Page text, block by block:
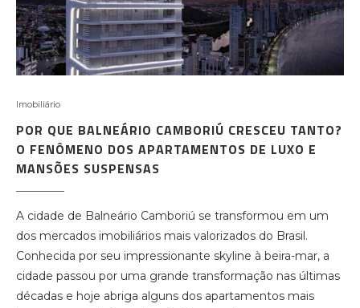
Imobiliário
POR QUE BALNEÁRIO CAMBORIÚ CRESCEU TANTO?
O FENÔMENO DOS APARTAMENTOS DE LUXO E
MANSÕES SUSPENSAS
A cidade de Balneário Camboriú se transformou em um
dos mercados imobiliários mais valorizados do Brasil.
Conhecida por seu impressionante skyline à beira-mar, a
cidade passou por uma grande transformação nas últimas
décadas e hoje abriga alguns dos apartamentos mais